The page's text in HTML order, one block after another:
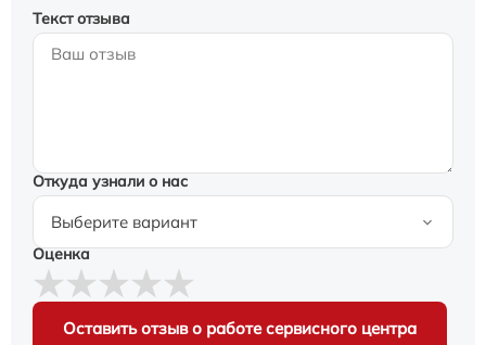
Текст отзыва
Откуда узнали о нас
Оценка
Оставить отзыв о работе сервисного центра